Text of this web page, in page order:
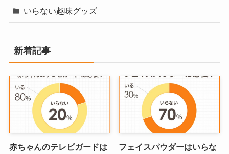
いらない趣味グッズ
新着記事
赤ちゃんのテレビガードは
フェイスパウダーはいらな